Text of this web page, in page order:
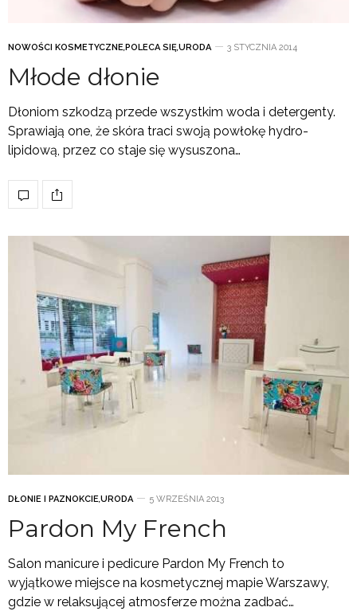
NOWOŚCI KOSMETYCZNE,POLECA SIĘ,URODA 3 STYCZNIA 2014
Młode dłonie
Dłoniom szkodzą przede wszystkim woda i detergenty.
Sprawiają one, że skóra traci swoją powłokę hydro-
lipidową, przez co staje się wysuszona…
DŁONIE I PAZNOKCIE,URODA 5 WRZEŚNIA 2013
Pardon My French
Salon manicure i pedicure Pardon My French to
wyjątkowe miejsce na kosmetycznej mapie Warszawy,
gdzie w relaksującej atmosferze można zadbać…